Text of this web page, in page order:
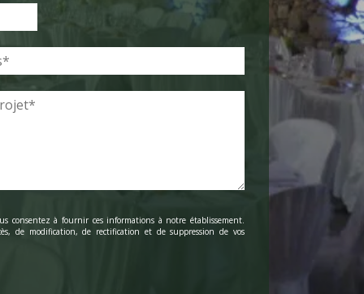
consentez à fournir ces informations à notre établissement.
de modification, de rectification et de suppression de vos